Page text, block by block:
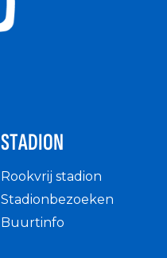
STADION
Rookvrij stadion
Stadionbezoeken
Buurtinfo